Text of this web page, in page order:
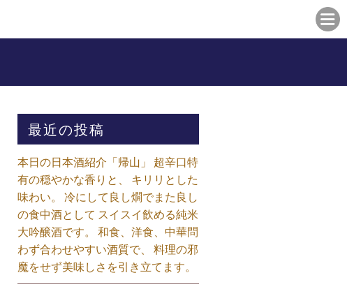
最近の投稿
本日の日本酒紹介「帰山」 超辛口特
有の穏やかな香りと、 キリリとした
味わい。 冷にして良し燗でまた良し
の食中酒として スイスイ飲める純米
大吟醸酒です。 和食、洋食、中華問
わず合わせやすい酒質で、 料理の邪
魔をせず美味しさを引き立てます。